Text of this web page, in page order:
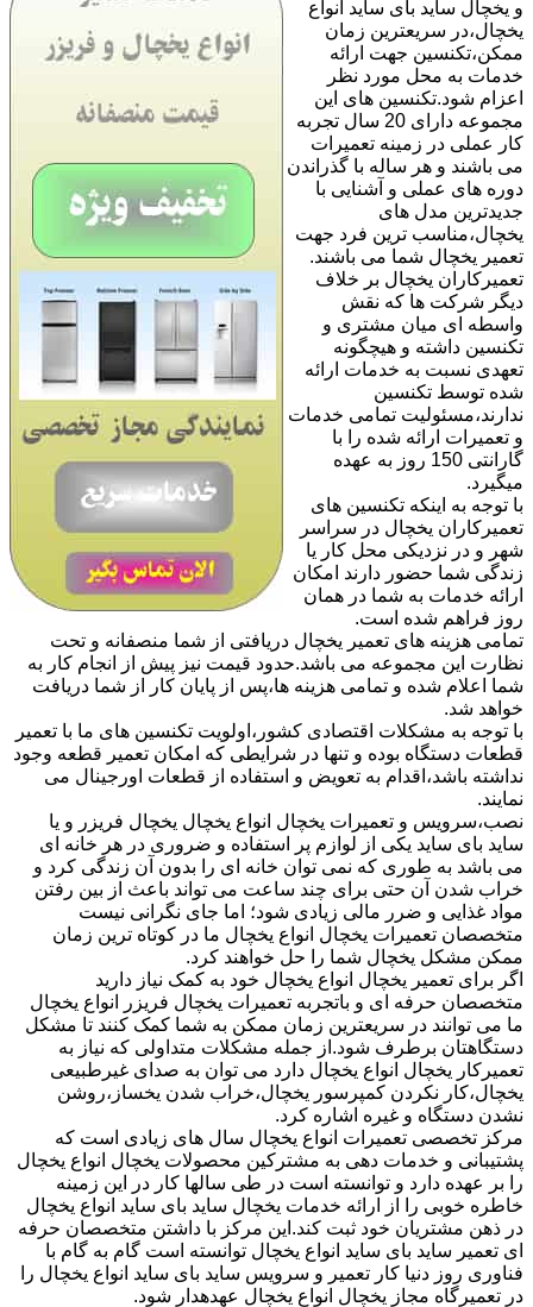
و یخچال ساید بای ساید انواع
یخچال،در سریعترین زمان
ممکن،تکنسین جهت ارائه
خدمات به محل مورد نظر
اعزام شود.تکنسین های این
مجموعه دارای 20 سال تجربه
کار عملی در زمینه تعمیرات
می باشند و هر ساله با گذراندن
دوره های عملی و آشنایی با
جدیدترین مدل های
یخچال،مناسب ترین فرد جهت
تعمیر یخچال شما می باشند.
تعمیرکاران یخچال بر خلاف
دیگر شرکت ها که نقش
واسطه ای میان مشتری و
تکنسین داشته و هیچگونه
تعهدی نسبت به خدمات ارائه
شده توسط تکنسین
ندارند،مسئولیت تمامی خدمات
و تعمیرات ارائه شده را با
گارانتی 150 روز به عهده
میگیرد.
با توجه به اینکه تکنسین های
تعمیرکاران یخچال در سراسر
شهر و در نزدیکی محل کار یا
زندگی شما حضور دارند امکان
ارائه خدمات به شما در همان
روز فراهم شده است.
تمامی هزینه های تعمیر یخچال دریافتی از شما منصفانه و تحت
نظارت این مجموعه می باشد.حدود قیمت نیز پیش از انجام کار به
شما اعلام شده و تمامی هزینه ها،پس از پایان کار از شما دریافت
خواهد شد.
با توجه به مشکلات اقتصادی کشور،اولویت تکنسین های ما با تعمیر
قطعات دستگاه بوده و تنها در شرایطی که امکان تعمیر قطعه وجود
نداشته باشد،اقدام به تعویض و استفاده از قطعات اورجینال می
نمایند.
نصب،سرویس و تعمیرات یخچال انواع یخچال یخچال فریزر و یا
ساید بای ساید یکی از لوازم پر استفاده و ضروری در هر خانه ای
می باشد به طوری که نمی توان خانه ای را بدون آن زندگی کرد و
خراب شدن آن حتی برای چند ساعت می تواند باعث از بین رفتن
مواد غذایی و ضرر مالی زیادی شود؛ اما جای نگرانی نیست
متخصصان تعمیرات یخچال انواع یخچال ما در کوتاه ترین زمان
ممکن مشکل یخچال شما را حل خواهند کرد.
اگر برای تعمیر یخچال انواع یخچال خود به کمک نیاز دارید
متخصصان حرفه ای و باتجربه تعمیرات یخچال فریزر انواع یخچال
ما می توانند در سریعترین زمان ممکن به شما کمک کنند تا مشکل
دستگاهتان برطرف شود.از جمله مشکلات متداولی که نیاز به
تعمیرکار یخچال انواع یخچال دارد می توان به صدای غیرطبیعی
یخچال،کار نکردن کمپرسور یخچال،خراب شدن یخساز،روشن
نشدن دستگاه و غیره اشاره کرد.
مرکز تخصصی تعمیرات انواع یخچال سال های زیادی است که
پشتیبانی و خدمات دهی به مشترکین محصولات یخچال انواع یخچال
را بر عهده دارد و توانسته است در طی سالها کار در این زمینه
خاطره خوبی را از ارائه خدمات یخچال ساید بای ساید انواع یخچال
در ذهن مشتریان خود ثبت کند.این مرکز با داشتن متخصصان حرفه
ای تعمیر ساید بای ساید انواع یخچال توانسته است گام به گام با
فناوری روز دنیا کار تعمیر و سرویس ساید بای ساید انواع یخچال را
در تعمیرگاه مجاز یخچال انواع یخچال عهدهدار شود.